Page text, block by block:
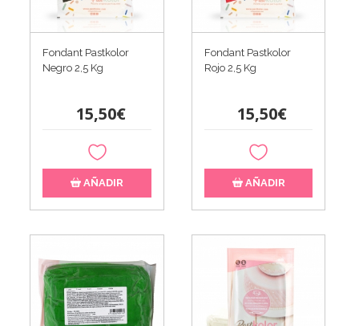
Fondant Pastkolor
Negro 2,5 Kg
15,50€
AÑADIR
Fondant Pastkolor
Rojo 2,5 Kg
15,50€
AÑADIR